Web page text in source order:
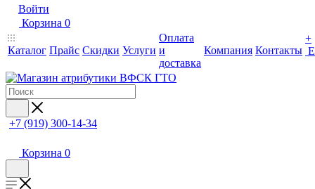
Войти
Корзина 0
Каталог Прайс Скидки Услуги
Оплата
и
доставка
Компания Контакты
+
+7 (919) 300-14-34
Корзина 0